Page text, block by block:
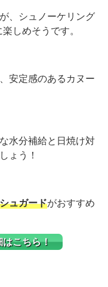
、シュノーケリング
しめそうです。
安定感のあるカヌー
水分補給と日焼け対
ょう！
ュガードがおすすめ
こちら！